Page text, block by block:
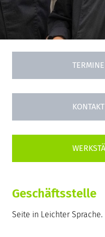
TERMINE
KONTAKT
Geschäftsstelle
Seite in Leichter Sprache.